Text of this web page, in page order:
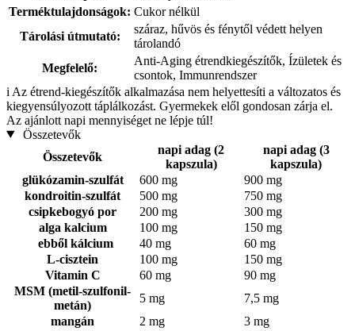
Terméktulajdonságok: Cukor nélkül
Tárolási útmutató:
száraz, hűvös és fénytől védett helyen
tárolandó
Megfelelő:
Anti-Aging étrendkiegészítők, Ízületek és
csontok, Immunrendszer
i Az étrend-kiegészítők alkalmazása nem helyettesíti a változatos és
kiegyensúlyozott táplálkozást. Gyermekek elől gondosan zárja el.
Az ajánlott napi mennyiséget ne lépje túl!
Összetevők
Összetevők
napi adag (2
kapszula)
napi adag (3
kapszula)
glükózamin-szulfát
600 mg
900 mg
kondroitin-szulfát
500 mg
750 mg
csipkebogyó por
200 mg
300 mg
alga kalcium
100 mg
150 mg
ebből kálcium
40 mg
60 mg
L-cisztein
100 mg
150 mg
Vitamin C
60 mg
90 mg
MSM (metil-szulfonil-
metán)
5 mg
7,5 mg
mangán
2 mg
3 mg